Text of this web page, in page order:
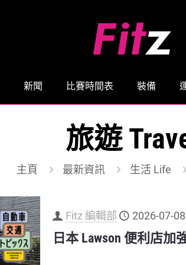
新聞 比賽時間表 裝備
旅遊
主頁 最新資訊 生活 Life
Fitz 編輯部 2026-07-08
日本 Lawson 便利店